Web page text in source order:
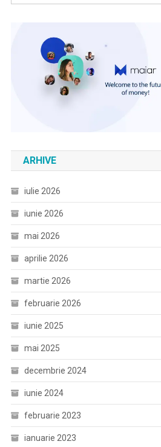
ARHIVE
iulie 2026
iunie 2026
mai 2026
aprilie 2026
martie 2026
februarie 2026
iunie 2025
mai 2025
decembrie 2024
iunie 2024
februarie 2023
ianuarie 2023